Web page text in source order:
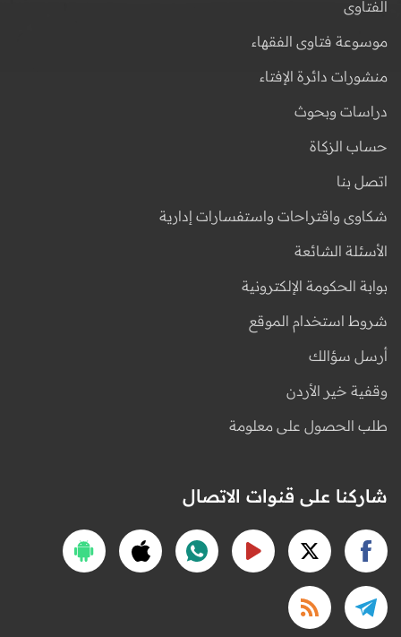
الفتاوى
موسوعة فتاوى الفقهاء
منشورات دائرة الإفتاء
دراسات وبحوث
حساب الزكاة
اتصل بنا
شكاوى واقتراحات واستفسارات إدارية
الأسئلة الشائعة
بوابة الحكومة الإلكترونية
شروط استخدام الموقع
أرسل سؤالك
وقفية خير الأردن
طلب الحصول على معلومة
شاركنا على قنوات الاتصال